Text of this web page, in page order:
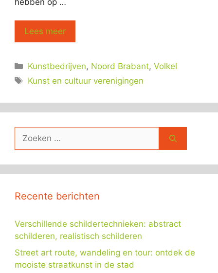
Lees meer
Categorieën
Kunstbedrijven, Noord Brabant,Volkel
Tags
Kunst en cultuur verenigingen
Zoek
Recente berichten
Verschillende schildertechnieken: abstract
schilderen, realistisch schilderen
Street art route, wandeling en tour: ontdek de
mooiste straatkunst in de stad